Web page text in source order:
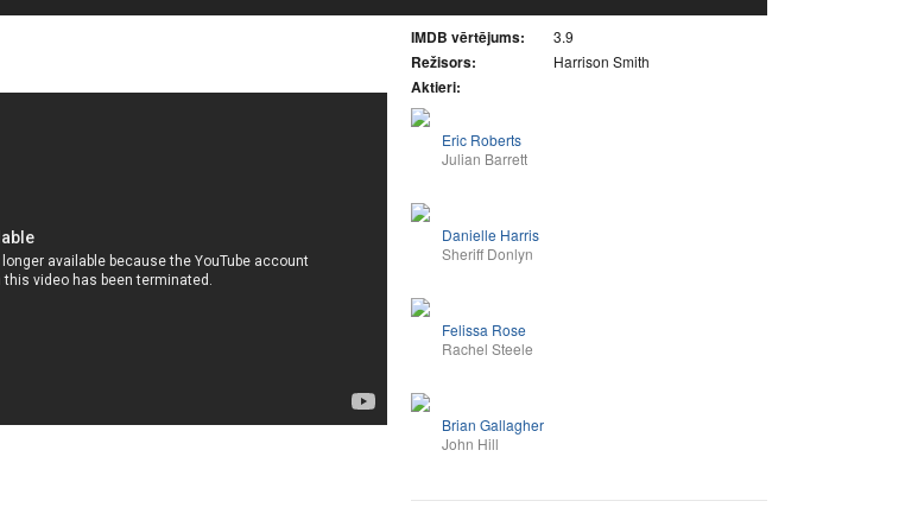
IMDB vērtējums: 3.9
Režisors: Harrison Smith
Aktieri:
Eric Roberts
Julian Barrett
Danielle Harris
Sheriff Donlyn
Felissa Rose
Rachel Steele
Brian Gallagher
John Hill